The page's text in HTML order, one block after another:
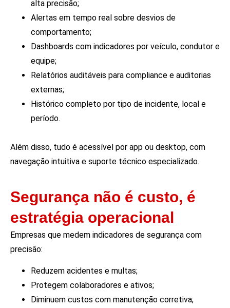
alta precisão;
Alertas em tempo real sobre desvios de
comportamento;
Dashboards com indicadores por veículo, condutor e
equipe;
Relatórios auditáveis para compliance e auditorias
externas;
Histórico completo por tipo de incidente, local e
período.
Além disso, tudo é acessível por app ou desktop, com
navegação intuitiva e suporte técnico especializado.
Segurança não é custo, é
estratégia operacional
Empresas que medem indicadores de segurança com
precisão:
Reduzem acidentes e multas;
Protegem colaboradores e ativos;
Diminuem custos com manutenção corretiva;